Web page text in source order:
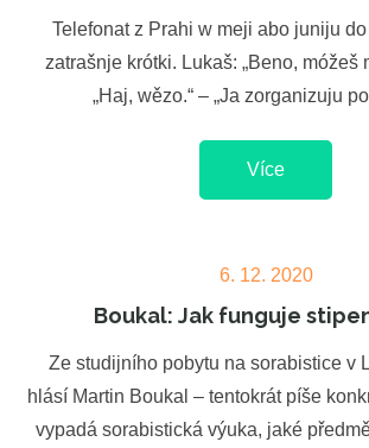
Telefonat z Prahi w meji abo juniju
zatrašnje krótki. Lukaš: „Beno, móžeš
„Haj, wězo.“ – „Ja zorganizuju
Více
Posted
on
6. 12. 2020
Boukal: Jak funguje
Ze studijního pobytu na sorabistice v
hlásí Martin Boukal – tentokrát píše
vypadá sorabistická výuka, jaké